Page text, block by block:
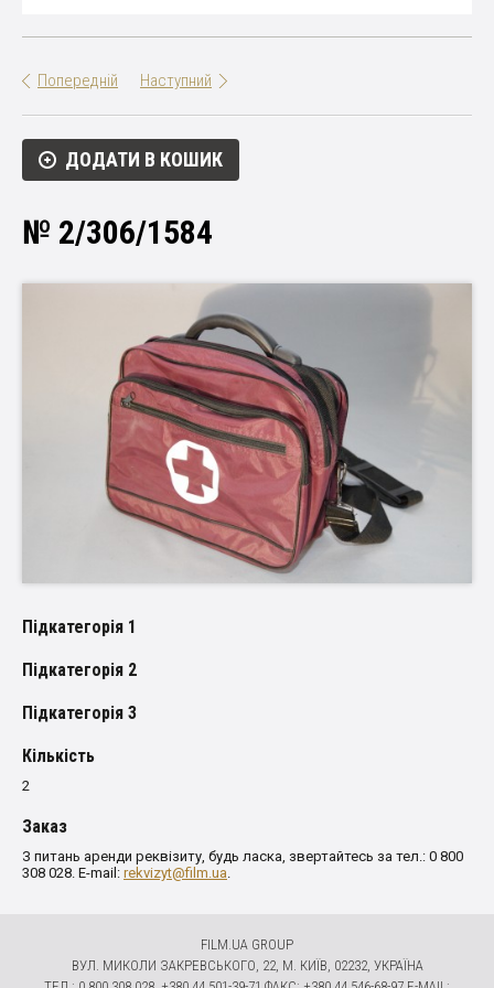
Попередній Наступний
ДОДАТИ В КОШИК
№ 2/306/1584
Пiдкатегорiя 1
Пiдкатегорiя 2
Пiдкатегорiя 3
Кількість
2
Заказ
З питань аренди реквізиту, будь ласка, звертайтесь за тел.: 0 800
308 028. E-mail: rekvizyt@film.ua
FILM.UA GROUP
ВУЛ. МИКОЛИ ЗАКРЕВСЬКОГО, 22, М. КИЇВ, 02232, УКРАЇНА